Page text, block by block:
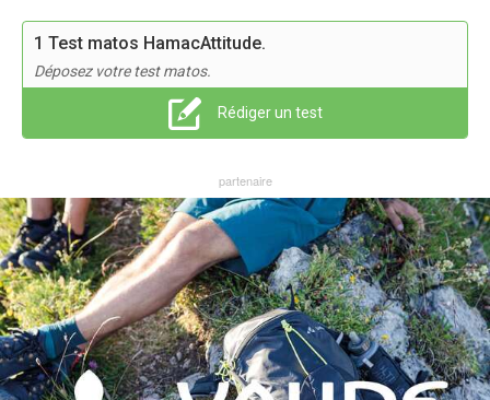
1 Test matos HamacAttitude.
Déposez votre test matos.
Rédiger un test